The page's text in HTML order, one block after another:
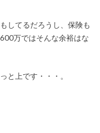
してるだろうし、保険も
万ではそんな余裕はな
と上です・・・。